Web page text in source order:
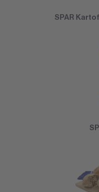
SPAR